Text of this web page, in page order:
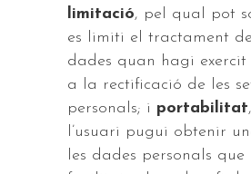
limitació, pel qual pot
es limiti el tractament de
dades quan hagi exercit
a la rectificació de les
personals; i portabilitat
l’usuari pugui obtenir
les dades personals que